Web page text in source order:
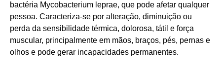
bactéria Mycobacterium leprae, que pode afetar qualquer
pessoa. Caracteriza-se por alteração, diminuição ou
perda da sensibilidade térmica, dolorosa, tátil e força
muscular, principalmente em mãos, braços, pés, pernas e
olhos e pode gerar incapacidades permanentes.